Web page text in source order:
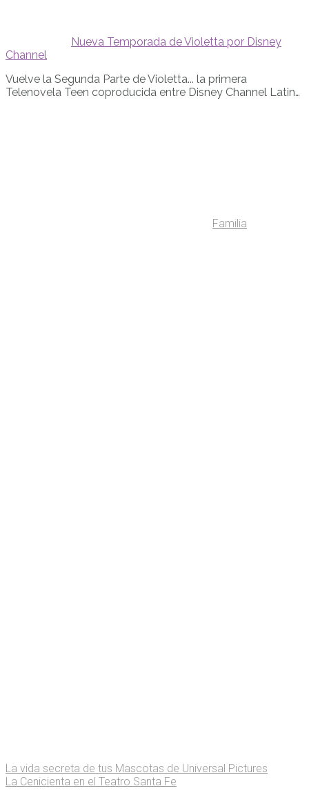
Nueva Temporada de Violetta por Disney
Channel
Vuelve la Segunda Parte de Violetta... la primera
Telenovela Teen coproducida entre Disney Channel Latin…
Familia
La vida secreta de tus Mascotas de Universal Pictures
La Cenicienta en el Teatro Santa Fe